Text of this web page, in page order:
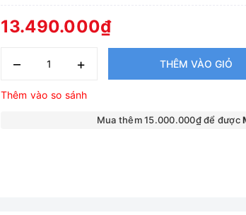
13.490.000₫
– + THÊM VÀO GIỎ
Thêm vào so sánh
Mua thêm 15.000.000₫ để được